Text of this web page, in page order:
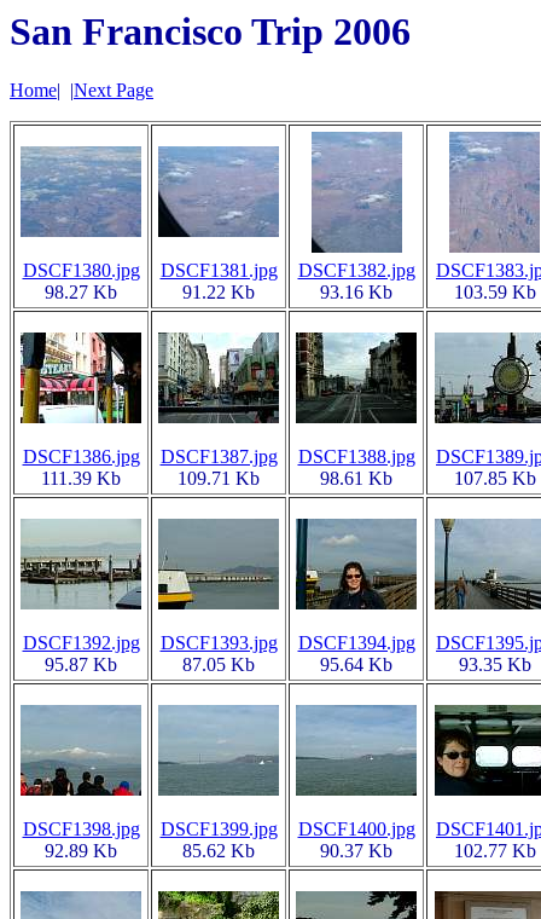
San Francisco Trip 2006
Home| |Next Page
DSCF1380.jpg
98.27 Kb
DSCF1381.jpg
91.22 Kb
DSCF1382.jpg
93.16 Kb
103.59 Kb
DSCF1386.jpg
111.39 Kb
DSCF1387.jpg
109.71 Kb
DSCF1388.jpg
98.61 Kb
107.85 Kb
DSCF1392.jpg
95.87 Kb
DSCF1393.jpg
87.05 Kb
DSCF1394.jpg
95.64 Kb
93.35 Kb
DSCF1398.jpg
92.89 Kb
DSCF1399.jpg
85.62 Kb
DSCF1400.jpg
90.37 Kb
102.77 Kb